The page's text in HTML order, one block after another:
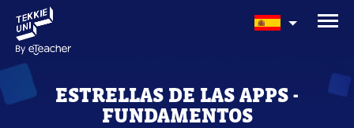
ESTRELLAS DE LAS APPS -
FUNDAMENTOS
¿TE INTERESAN NUESTROS
PROGRAMAS?
Nuestros asesores responderán tus preguntas
gusto. Haz clic abajo para dejar tu información.